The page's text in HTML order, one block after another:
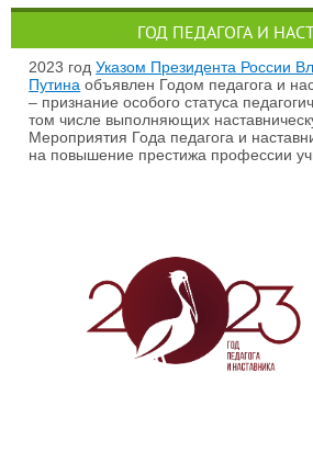
ГОД ПЕДАГОГА И
2023 годУказом Президента России
Путина объявлен Годом педагога и
– признание особого статуса
том числе выполняющих
Мероприятия Года педагога и
на повышение престижа профессии